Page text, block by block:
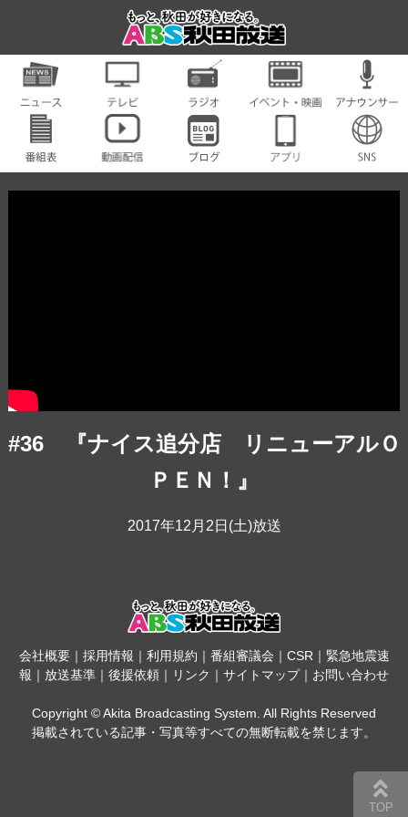
#36 『ナイス追分店 リニューアルＯ
ＰＥＮ！』
2017年12月2日(土)放送
会社概要｜ 採用情報 ｜ 利用規約 ｜ 番組審議会 ｜ CSR ｜ 緊急地震速
報 ｜ 放送基準 ｜ 後援依頼 ｜ リンク ｜ サイトマップ｜ お問い合わせ
Copyright © Akita Broadcasting System. All Rights Reserved
掲載されている記事・写真等すべての無断転載を禁じます。